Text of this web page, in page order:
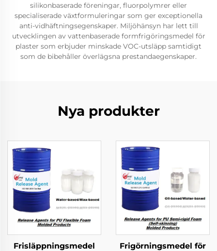
silikonbaserade föreningar, fluorpolymrer eller
specialiserade växtformuleringar som ger exceptionella
anti-vidhäftningsegenskaper. Miljöhänsyn har lett till
utvecklingen av vattenbaserade formfrigöringsmedel för
plaster som erbjuder minskade VOC-utsläpp samtidigt
som de bibehåller överlägsna prestandaegenskaper.
Nya produkter
Frisläppningsmedel
Frigörningsmedel för